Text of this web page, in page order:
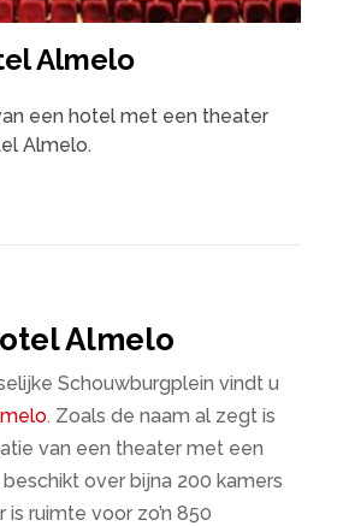
Almelo
een hotel met een theater
Almelo.
Almelo
Schouwburgplein vindt u
. Zoals de naam al zegt is
van een theater met een
over bijna 200 kamers
ruimte voor zo’n 850